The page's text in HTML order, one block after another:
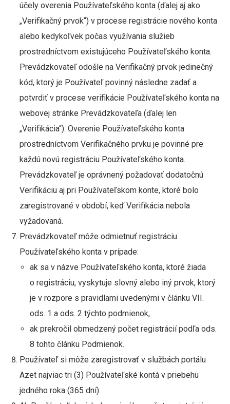
účely overenia Používateľského konta (ďalej aj ako
„Verifikačný prvok“) v procese registrácie nového konta
alebo kedykoľvek počas využívania služieb
prostredníctvom existujúceho Používateľského konta.
Prevádzkovateľ odošle na Verifikačný prvok jedinečný
kód, ktorý je Používateľ povinný následne zadať a
potvrdiť v procese verifikácie Používateľského konta na
webovej stránke Prevádzkovateľa (ďalej len
„Verifikácia“). Overenie Používateľského konta
prostredníctvom Verifikačného prvku je povinné pre
každú novú registráciu Používateľského konta.
Prevádzkovateľ je oprávnený požadovať dodatočnú
Verifikáciu aj pri Používateľskom konte, ktoré bolo
zaregistrované v období, keď Verifikácia nebola
vyžadovaná.
Prevádzkovateľ môže odmietnuť registráciu
Používateľského konta v prípade:
ak sa v názve Používateľského konta, ktoré žiada
o registráciu, vyskytuje slovný alebo iný prvok, ktorý
je v rozpore s pravidlami uvedenými v článku VII.
ods. 1 a ods. 2 týchto podmienok,
ak prekročil obmedzený počet registrácií podľa ods.
8 tohto článku Podmienok.
Používateľ si môže zaregistrovať v službách portálu
Azet najviac tri (3) Používateľské kontá v priebehu
jedného roka (365 dní).